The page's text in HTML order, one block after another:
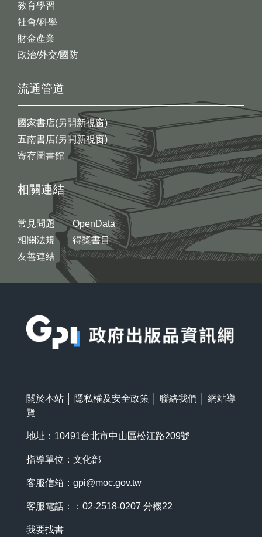
教育學習
社會/科學
財金產業
政治/外交/國防
流通管道
國家書店(另開新視窗)
五南書店(另開新視窗)
寄存圖書館
相關連結
常見問題
相關法規
友善連結
OpenData
得獎書目
關於本站 隱私權及安全政策 聯絡我們
網站導
覽
地址：10491台北市中山區松江路209號
指導單位：文化部
客服信箱： gpi@moc.gov.tw
客服電話：：02-2518-0207 分機22
我要找書